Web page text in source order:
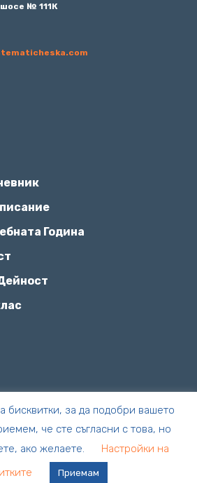
№ 111К
Година
бисквитки, за да подобри вашето
че сте съгласни с това, но
ако желаете.
Настройки на
Приемам